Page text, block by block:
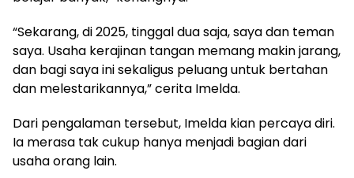
“Sekarang, di 2025, tinggal dua saja, saya dan teman
saya. Usaha kerajinan tangan memang makin jarang,
dan bagi saya ini sekaligus peluang untuk bertahan
dan melestarikannya,” cerita Imelda.
Dari pengalaman tersebut, Imelda kian percaya diri.
Ia merasa tak cukup hanya menjadi bagian dari
usaha orang lain.